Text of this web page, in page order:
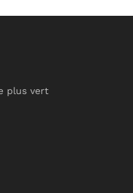
plus vert